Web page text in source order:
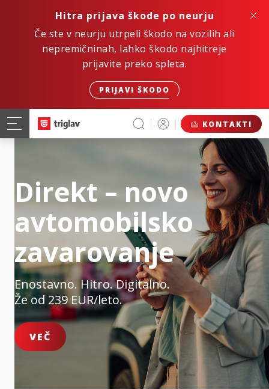
Hitra prijava škode po neurju
Če ste v neurju utrpeli škodo na vozilih ali
nepremičninah, lahko škodo najhitreje
prijavite preko spleta.
PRIJAVI ŠKODO
KONTAKTI
Direkt – novo
avtomobilsko
zavarovanje
Enostavno. Hitro. Digitalno.
Že od 239 EUR/leto.
VEČ